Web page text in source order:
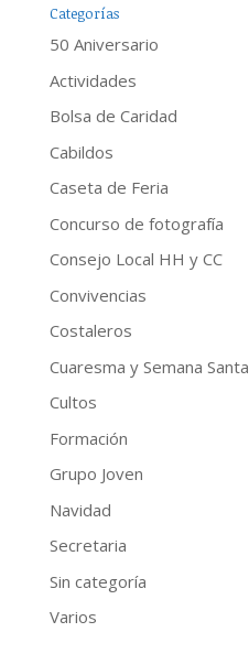
Categorías
50 Aniversario
Actividades
Bolsa de Caridad
Cabildos
Caseta de Feria
Concurso de fotografía
Consejo Local HH y CC
Convivencias
Costaleros
Cuaresma y Semana Santa
Cultos
Formación
Grupo Joven
Navidad
Secretaria
Sin categoría
Varios